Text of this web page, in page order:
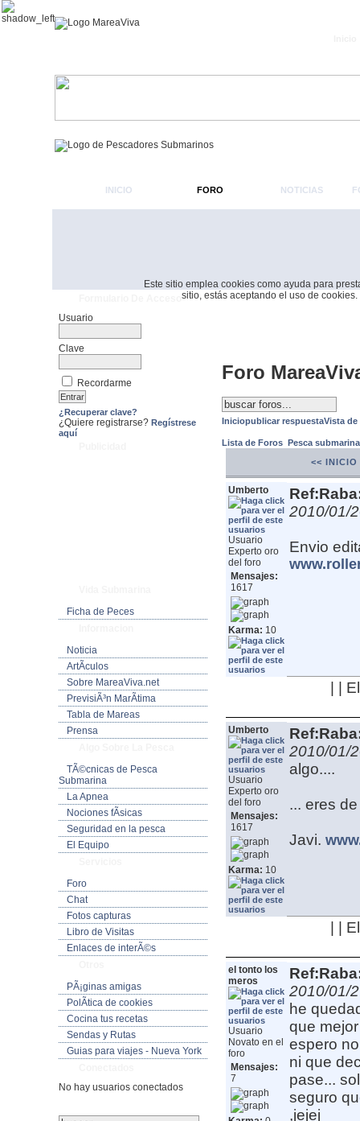
Este sitio emplea cookies como ayuda para
sitio, estás aceptando el uso de cookies.
INICIO FORO NOTICIAS
Usuario
Clave
Recordarme
¿Recuperar clave?
¿Quiere registrarse? Regístrese
aquí
Ficha de Peces
Noticia
ArtÃ­culos
Sobre MareaViva.net
PrevisiÃ³n MarÃ­tima
Tabla de Mareas
Prensa
TÃ©cnicas de Pesca
Submarina
La Apnea
Nociones fÃ­sicas
Seguridad en la pesca
El Equipo
Foro
Chat
Fotos capturas
Libro de Visitas
Enlaces de interÃ©s
PÃ¡ginas amigas
PolÃ­tica de cookies
Cocina tus recetas
Sendas y Rutas
Guias para viajes - Nueva York
No hay usuarios conectados
Foro
Iniciopublicar respuestaVista de
Lista de Foros Pesca
<< INICIO
Umberto
Usuario
Experto oro
del foro
Mensajes:
1617
Karma: 10
2010/01/
Envio
| |
Umberto
Usuario
Experto oro
del foro
Mensajes:
1617
Karma: 10
2010/01/
algo....
... eres
Javi.
| |
el tonto los
meros
Usuario
Novato en el
foro
Mensajes:
7
2010/01/
he
que
espero
ni que
pase...
seguro
,jejej